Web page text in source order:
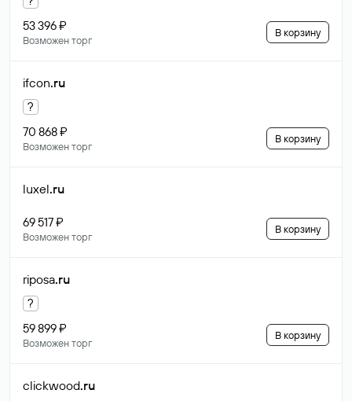
53 396 ₽
Возможен торг
В корзину
ifcon.ru
?
70 868 ₽
Возможен торг
В корзину
luxel.ru
69 517 ₽
Возможен торг
В корзину
riposa.ru
?
59 899 ₽
Возможен торг
В корзину
clickwood.ru